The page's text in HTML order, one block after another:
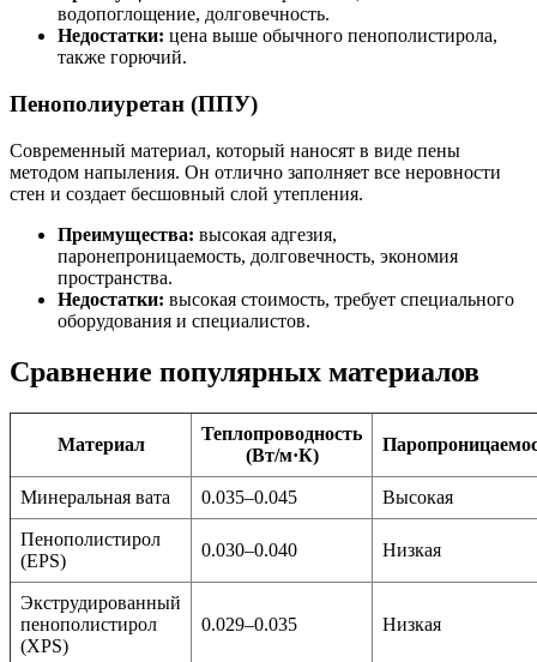
водопоглощение, долговечность.
Недостатки: цена выше обычного пенополистирола,
также горючий.
Пенополиуретан (ППУ)
Современный материал, который наносят в виде пены
методом напыления. Он отлично заполняет все неровности
стен и создает бесшовный слой утепления.
Преимущества: высокая адгезия,
паронепроницаемость, долговечность, экономия
пространства.
Недостатки: высокая стоимость, требует специального
оборудования и специалистов.
Сравнение популярных материалов
Материал
Теплопроводность
(Вт/м·К)
Минеральная вата 0.035–0.045 Высокая
Пенополистирол
(EPS)
0.030–0.040 Низкая
Экструдированный
пенополистирол
(XPS)
0.029–0.035 Низкая